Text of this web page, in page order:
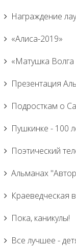
Награждение
«Алиса-2019»
«Матушка Волга
Презентация
Подросткам о
Пушкинке - 100
Поэтический
Альманах
Краеведческая
Пока, каникулы!
Все лучшее -